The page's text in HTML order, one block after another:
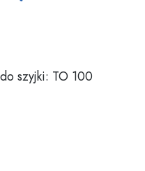
Butelki ze spryskiwaczem